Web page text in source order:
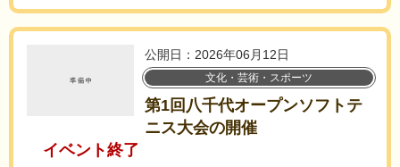
公開日：2026年06月12日
文化・芸術・スポーツ
第1回八千代オープンソフトテ
ニス大会の開催
イベント終了